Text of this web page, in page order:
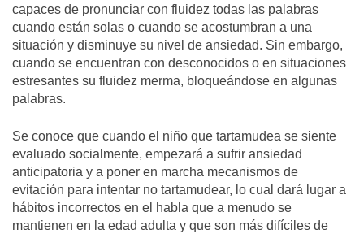
capaces de pronunciar con fluidez todas las palabras
cuando están solas o cuando se acostumbran a una
situación y disminuye su nivel de ansiedad. Sin embargo,
cuando se encuentran con desconocidos o en situaciones
estresantes su fluidez merma, bloqueándose en algunas
palabras.
Se conoce que cuando el niño que tartamudea se siente
evaluado socialmente, empezará a sufrir ansiedad
anticipatoria y a poner en marcha mecanismos de
evitación para intentar no tartamudear, lo cual dará lugar a
hábitos incorrectos en el habla que a menudo se
mantienen en la edad adulta y que son más difíciles de